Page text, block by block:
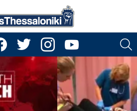
facebooktwitter instagramyoutube